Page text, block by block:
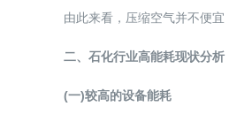
由此来看，压缩空气并不便宜
二、石化行业高能耗现状分析
(一)较高的设备能耗